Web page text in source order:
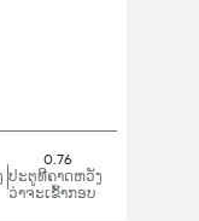
0.76
ປະຕູທີຄາດຫວັງ
ວ່າຈະເຂົ້າກອບ